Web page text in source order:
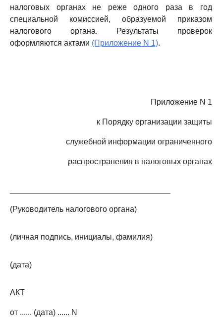
налоговых органах не реже одного раза в год
специальной комиссией, образуемой приказом
налогового органа. Результаты проверок
оформляются актами (Приложение N 1).
Приложение N 1
к Порядку организации защиты
служебной информации ограниченного
распространения в налоговых органах
(Руководитель налогового органа)
(личная подпись, инициалы, фамилия)
(дата)
АКТ
от ...... (дата) ...... N